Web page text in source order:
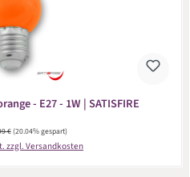
- E27 - 1W | SATISFIRE
Preis:
€(20.04% gespart)
zzgl. Versandkosten